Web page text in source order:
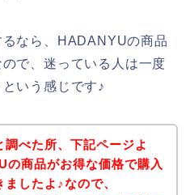
なら、HADANYUの商品
で、迷っている人は一度
いう感じです♪
調べた所、下記ページよ
の商品がお得な価格で購入
したよ♪なので、